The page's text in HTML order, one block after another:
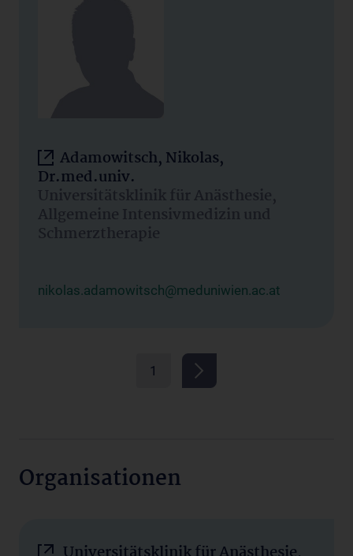
Adamowitsch, Nikolas,
Dr.med.univ.
Universitätsklinik für Anästhesie,
Allgemeine Intensivmedizin und
Schmerztherapie
nikolas.adamowitsch@meduniwien.ac.at
1
Organisationen